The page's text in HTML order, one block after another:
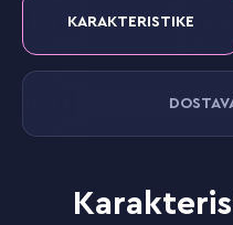
KARAKTERISTIKE